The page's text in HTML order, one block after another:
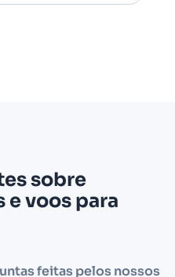
sobre
e voos para
feitas pelos nossos